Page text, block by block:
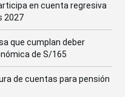
en cuenta regresiva
2027
que cumplan deber
de S/165
de cuentas para pensión